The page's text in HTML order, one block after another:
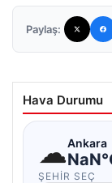
Paylaş:
Hava Durumu
☁Ankara
ŞEHIR SEÇ